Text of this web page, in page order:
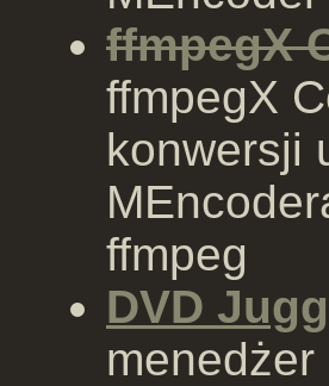
ffmpegX
ffmpegX
konwersji
ffmpeg
DVD